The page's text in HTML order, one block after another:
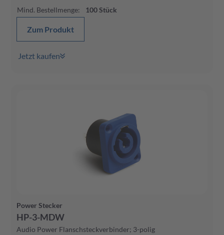
Mind. Bestellmenge: 100Stück
Zum Produkt
Jetzt kaufen
Power Stecker
HP-3-MDW
Audio Power Flanschsteckverbinder; 3-polig